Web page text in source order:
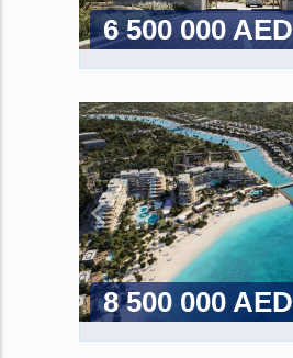
6 500 000 AED
8 500 000 AED